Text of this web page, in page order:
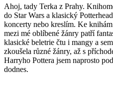
Ahoj, tady Terka z Prahy.
do Star Wars a klasický
koncerty nebo kreslím. Ke
mezi mé oblíbené žánry patří
klasické beletrie čtu i mangy a
zkoušela různé žánry, až s
Harryho Pottera jsem naprosto
dodnes.